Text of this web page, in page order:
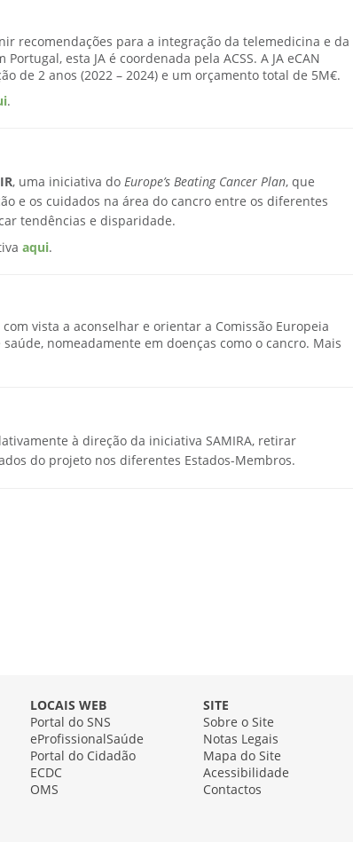
recomendações para a integração da telemedicina e da
esta JA é coordenada pela ACSS. A JA eCAN
de 2 anos (2022 – 2024) e um orçamento total de 5M€.
.
, uma iniciativa do Europe’s Beating Cancer Plan, que
e os cuidados na área do cancro entre os diferentes
tendências e disparidade.
aqui.
vista a aconselhar e orientar a Comissão Europeia
nomeadamente em doenças como o cancro. Mais
à direção da iniciativa SAMIRA, retirar
do projeto nos diferentes Estados-Membros.
LOCAIS WEB
Portal do SNS
eProfissionalSaúde
Portal do Cidadão
ECDC
OMS
SITE
Sobre o Site
Notas Legais
Mapa do Site
Acessibilidade
Contactos